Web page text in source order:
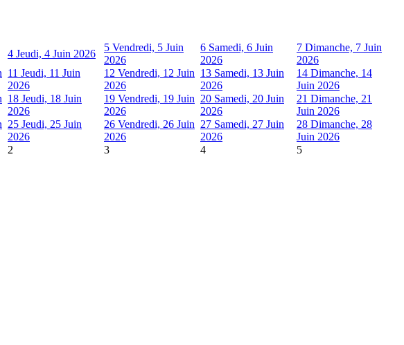
4 Jeudi, 4 Juin 2026
5 Vendredi, 5 Juin
2026
6 Samedi, 6 Juin
2026
7 Dimanche, 7 Juin
2026
11 Jeudi, 11 Juin
2026
12 Vendredi, 12 Juin
2026
13 Samedi, 13 Juin
2026
14 Dimanche, 14
Juin 2026
18 Jeudi, 18 Juin
2026
19 Vendredi, 19 Juin
2026
20 Samedi, 20 Juin
2026
21 Dimanche, 21
Juin 2026
25 Jeudi, 25 Juin
2026
26 Vendredi, 26 Juin
2026
27 Samedi, 27 Juin
2026
28 Dimanche, 28
Juin 2026
2 3 4
5